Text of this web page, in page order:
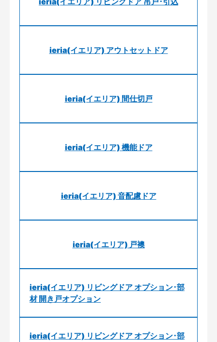
ieria(イエリア) アウトセットドア
ieria(イエリア) 間仕切戸
ieria(イエリア) 機能ドア
ieria(イエリア) 音配慮ドア
ieria(イエリア) 戸襖
ieria(イエリア) リビングドア オプション･部
材 開き戸オプション
ieria(イエリア) リビングドア オプション･部